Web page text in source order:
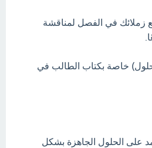
زملائك في الفصل لمناقشة
خاصة بكتاب الطالب في
على الحلول الجاهزة بشكل